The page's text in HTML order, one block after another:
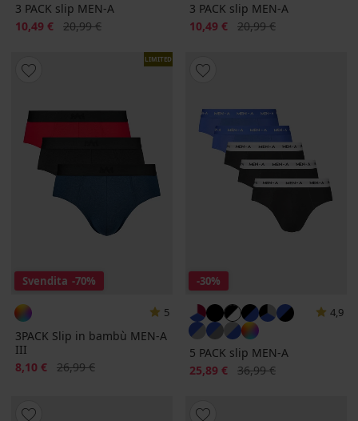
3 PACK slip MEN-A
Sconto
10,49 € Prezzo originale
20,99 €
3 PACK slip MEN-A
Sconto
10,49 € Prezzo originale
20,99 €
LIMITED
Svendita -70%
5
3PACK Slip in bambù MEN-A
III
Sconto
8,10 € Prezzo originale
26,99 €
-30%
4,9
5 PACK slip MEN-A
Sconto
25,89 € Prezzo originale
36,99 €